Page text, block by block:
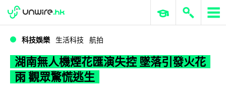
WWDC 2026 ERP 與商業 AI
科技娛樂 生活科技 航拍
湖南無人機煙花匯演失控 墜落引發火花
雨 觀眾驚慌逃生